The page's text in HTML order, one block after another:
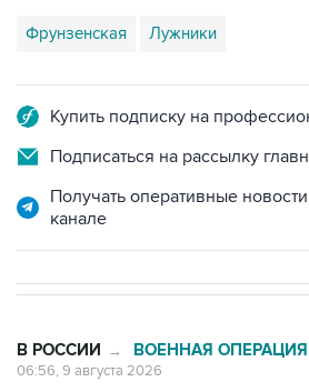
Фрунзенская Лужники
Купить подписку на
Подписаться на рассылку
Получать оперативные
канале
В РОССИИ → ВОЕННАЯ
06:56, 9 августа 2026